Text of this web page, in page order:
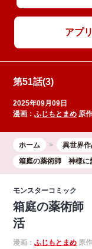
アプ
第51話(3)
2025年09月09日
漫画：ふじもとまめ 原
ホーム
異世界
箱庭の薬術師 神様に
モンスターコミック
箱庭の薬術師
活
漫画：ふじもとまめ 原